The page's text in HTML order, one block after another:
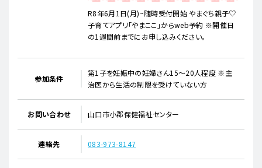
R8年6月1日(月)~随時受付開始 やまぐち親子♡
子育てアプリ「やまここ」からweb予約 ※開催日
の1週間前までにお申し込みください。
参加条件
第1子を妊娠中の妊婦さん15～20人程度 ※主
治医から生活の制限を受けていない方
お問い合わせ 山口市小郡保健福祉センター
連絡先 083-973-8147